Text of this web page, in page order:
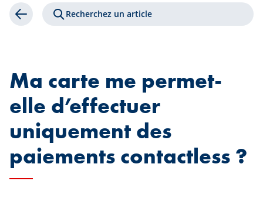
Retour Recherchez un article
Ma carte me permet-
elle d’effectuer
uniquement des
paiements contactless ?